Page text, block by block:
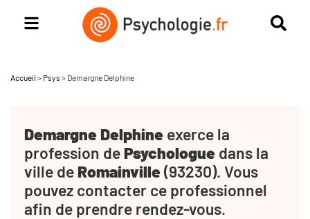
Accueil > Psys > Demargne Delphine
Demargne Delphine exerce la
profession dePsychologue dans la
ville de Romainville(93230). Vous
pouvez contacter ce professionnel
afin de prendre rendez-vous.